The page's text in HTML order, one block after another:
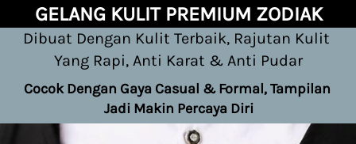
GELANG KULIT PREMIUM ZODIAK
Dibuat Dengan Kulit Terbaik, Rajutan Kulit
Yang Rapi, Anti Karat & Anti Pudar
Cocok Dengan Gaya Casual & Formal, Tampilan
Jadi Makin Percaya Diri